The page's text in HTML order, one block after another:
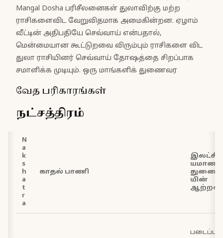
Mangal Dosha பரிசீலனைகள் துலாவிற்கு மற்ற
ராசிகளைவிட வேறுவிதமாக அமைகின்றன. ஏழாம்
வீட்டின் அதிபதியே செவ்வாய் என்பதால்,
மென்மையான கூட்டுறவை விரும்பும் ராசிகளை விட
துலா ராசியினர் செவ்வாய் தோஷத்தை சிறப்பாக
சமாளிக்க முடியும். ஒரு மாங்களிக் துணைவர
வேத பரிகாரங்கள்
நட்சத்திரம்
N
a
k
s
h
a
t
r
a
காதல் பாணி
இலட்சி
யமான
துணை
யின்
ஆற்றல்
படைப்பா